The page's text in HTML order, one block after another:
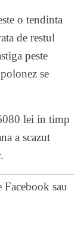
o tendinta
de restul
peste
se
lei in timp
a scazut
Facebook sau